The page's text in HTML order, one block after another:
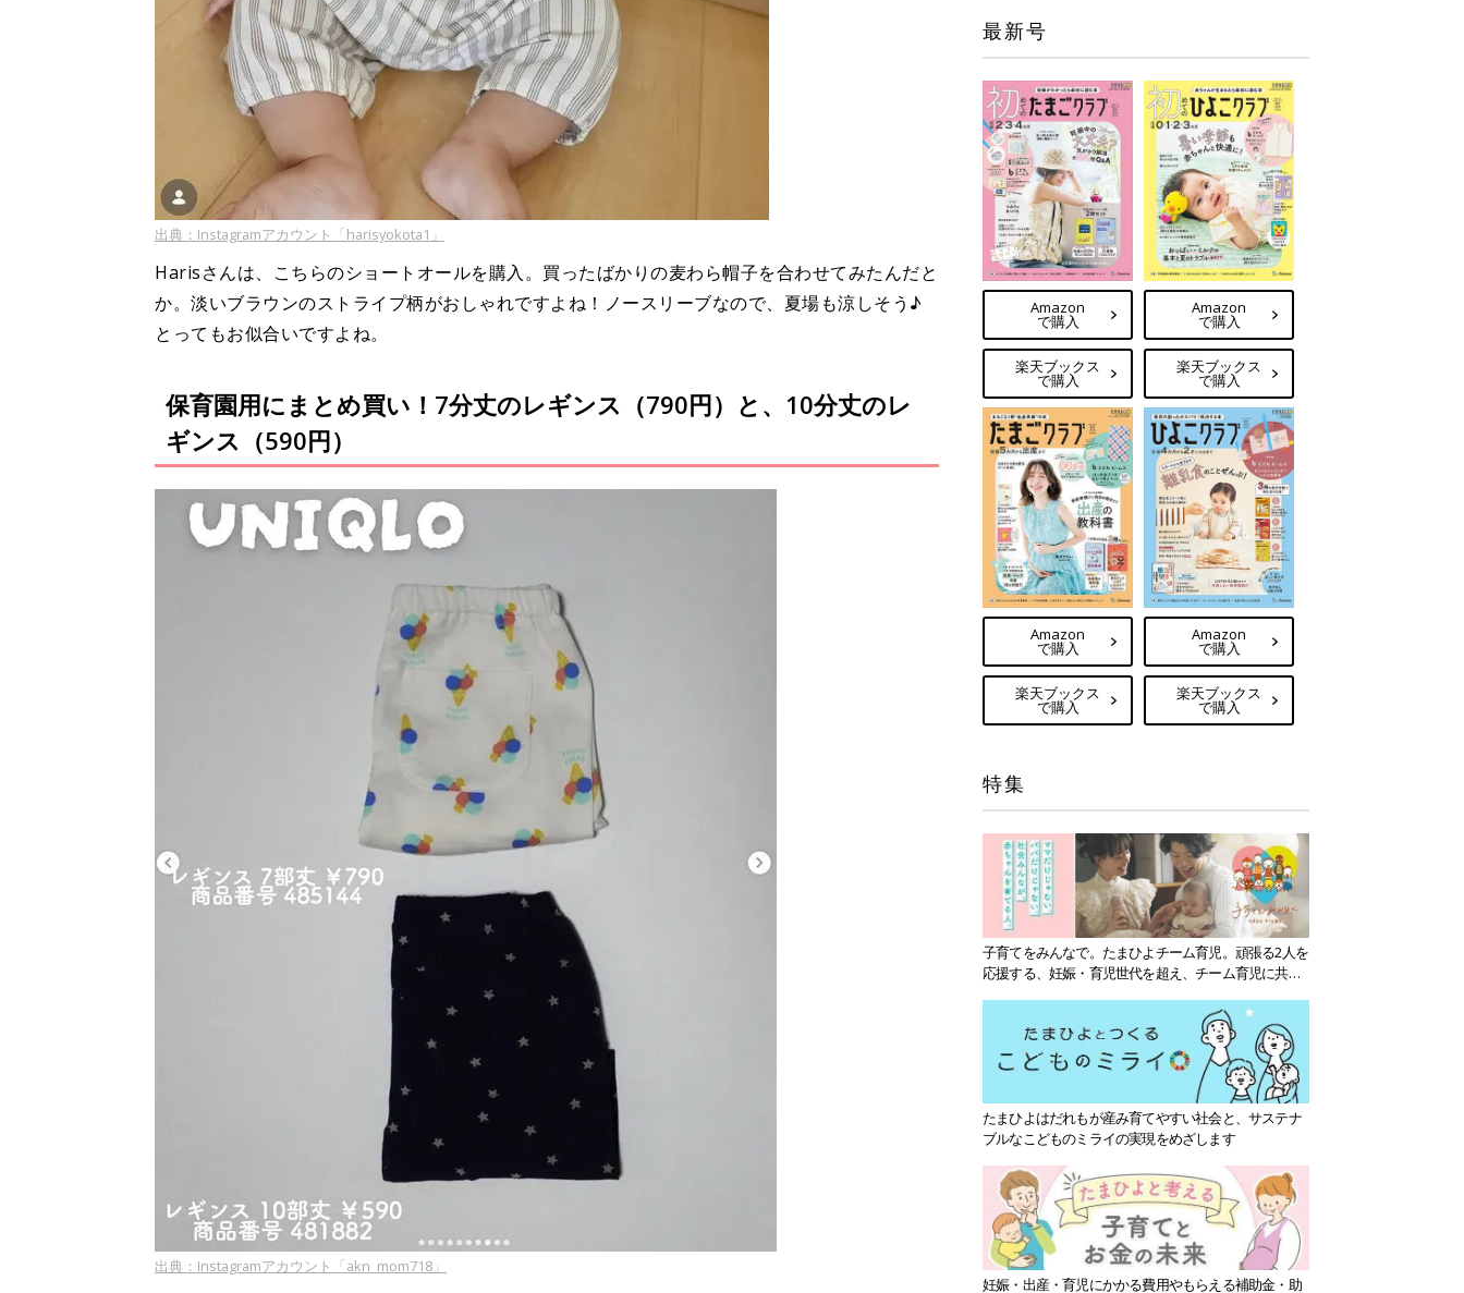
出典：Instagramアカウント「harisyokota1」
Harisさんは、こちらのショートオールを購入。買ったばかりの麦わら帽子を合わせてみたんだと
か。淡いブラウンのストライプ柄がおしゃれですよね！ノースリーブなので、夏場も涼しそう♪
とってもお似合いですよね。
保育園用にまとめ買い！7分丈のレギンス（790円）と、10分丈のレ
ギンス（590円）
出典：Instagramアカウント「akn_mom718」
最新号
Amazon
で購入
楽天ブックス
で購入
Amazon
で購入
楽天ブックス
で購入
Amazon
で購入
楽天ブックス
で購入
Amazon
で購入
楽天ブックス
で購入
特集
子育てをみんなで。たまひよチーム育児。頑張る2人を
応援する、妊娠・育児世代を超え、チーム育児に共感
たまひよはだれもが産み育てやすい社会と、サステナ
ブルなこどものミライの実現をめざします
妊娠・出産・育児にかかる費用やもらえる補助金・助